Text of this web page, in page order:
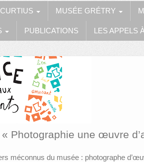
MUSÉE GRÉTRY
PUBLICATIONS LES APPELS
Photographie une œuvre
méconnus du musée : photographe